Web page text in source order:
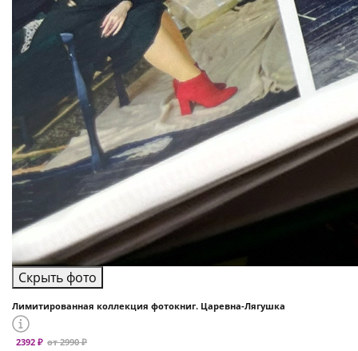
Скрыть фото
Лимитированная коллекция фотокниг. Царевна-Лягушка
2392 ₽ от 2990 ₽